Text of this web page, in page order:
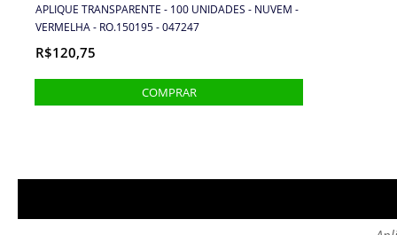
APLIQUE TRANSPARENTE - 100 UNIDADES - NUVEM -
VERMELHA - RO.150195 - 047247
R$120,75